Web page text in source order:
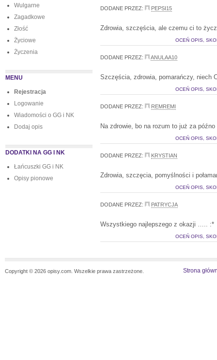
Wulgarne
Zagadkowe
Złość
Życiowe
Życzenia
MENU
Rejestracja
Logowanie
Wiadomości o GG i NK
Dodaj opis
DODATKI NA GG I NK
Łańcuszki GG i NK
Opisy pionowe
DODANE PRZEZ: PEPSI15
Zdrowia, szczęścia, ale czemu ci to
OCEŃ OPIS,
DODANE PRZEZ: ANULAA10
Szczęścia, zdrowia, pomarańczy, niech
OCEŃ OPIS,
DODANE PRZEZ: REMREMI
Na zdrowie, bo na rozum to już za późno
OCEŃ OPIS,
DODANE PRZEZ: KRYSTIAN
Zdrowia, szczęcia, pomyślności i
OCEŃ OPIS,
DODANE PRZEZ: PATRYCJA
Wszystkiego najlepszego z okazji ….. :*
OCEŃ OPIS,
Copyright © 2026 opisy.com. Wszelkie prawa zastrzeżone. Strona